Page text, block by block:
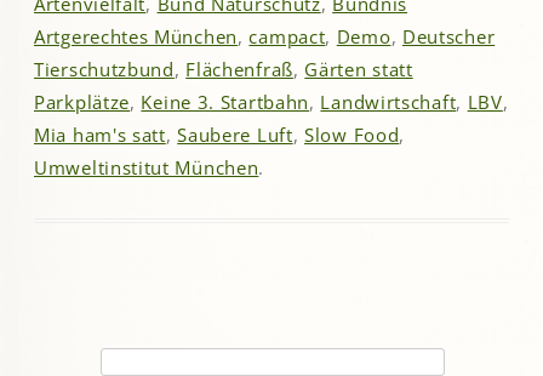
Artgerechtes München,campact, Demo, Deutscher
Tierschutzbund, Flächenfraß, Gärten statt
Parkplätze, Keine 3. Startbahn, Landwirtschaft, LBV,
Mia ham's satt,Saubere Luft,Slow Food,
Umweltinstitut München.